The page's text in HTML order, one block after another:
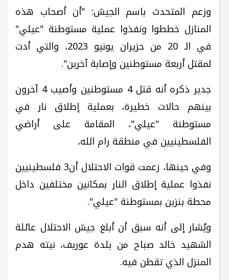
وزعم المتحدث باسم الجيش: "أن أصحاب هذه
المنازل خططوا ونفذوا عملية مستوطنة "عيلي"
في الـ 20 من حزيران يونيو 2023، والتي أدت
لمقتل أربعة مستوطنين وإصابة آخرين".
جدير ذكره أنه قتل 4 مستوطنين وأصيب 4 آخرون
بينهم حالات خطيرة، بعملية إطلاق نار في
مستوطنة "عيلي"، المقامة على أراضي
الفلسطينيين في منطقة رام الله،
وفي حينها، زعمت قوات الاحتلال أن3 فلسطينيين
نفذوا عملية إطلاق النار بمكانين مختلفين داخل
محطة بنزين بمستوطنة "عيلي".
ويُشار إلى أنه سبق أن أبلغ جيش الاحتلال عائلة
الشهيد خالد صباح من بلدة عوريف، نيته هدم
المنزل الذي تقطن فيه.